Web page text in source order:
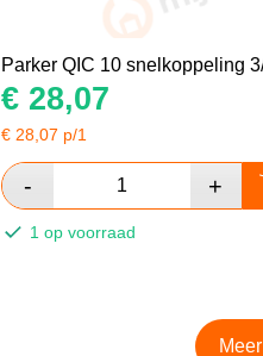
Parker QIC 10 snelkoppeling
€ 28,07
€28,07 p/1
1 op voorraad